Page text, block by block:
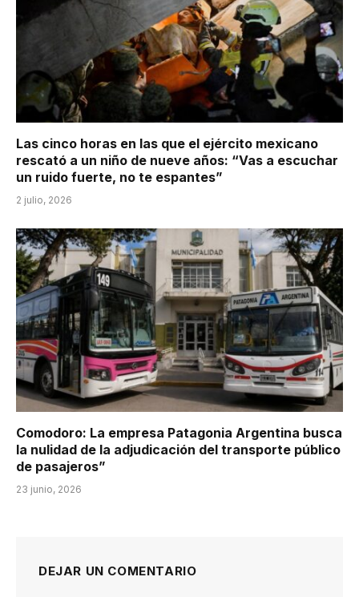
Las cinco horas en las que el ejército mexicano
rescató a un niño de nueve años: “Vas a escuchar
un ruido fuerte, no te espantes”
2 julio, 2026
Comodoro: La empresa Patagonia Argentina busca
la nulidad de la adjudicación del transporte público
de pasajeros”
23 junio, 2026
DEJAR UN COMENTARIO